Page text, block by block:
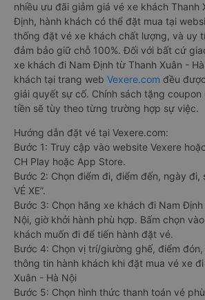
nhiều ưu đãi giảm giá vé xe khách Thanh
Định, hành khách có thể đặt mua tại
thống đặt vé xe khách chất lượng, và uy
đảm bảo giữ chỗ 100%. Đối với bất cứ
xe khách đi Nam Định từ Thanh Xuân -
khách tại trang web Vexere.com đều
giải quyết sự cố. Chính sách tặng coupon
tiền sẽ tùy theo từng trường hợp sự việc.
Hướng dẫn đặt vé tại Vexere.com:
Bước 1: Truy cập vào website Vexere
CH Play hoặc App Store.
Bước 2: Chọn điểm đi, điểm đến, ngày đi,
VÉ XE”.
Bước 3: Chọn hãng xe khách đi Nam
Nội, giờ khởi hành phù hợp. Bấm chọn
khách muốn đi để tiến hành đặt vé.
Bước 4: Chọn vị trí/giường ghế, điểm
thông tin hành khách khi đặt mua vé xe
Xuân - Hà Nội
Bước 5: Chọn hình thức thanh toán vé